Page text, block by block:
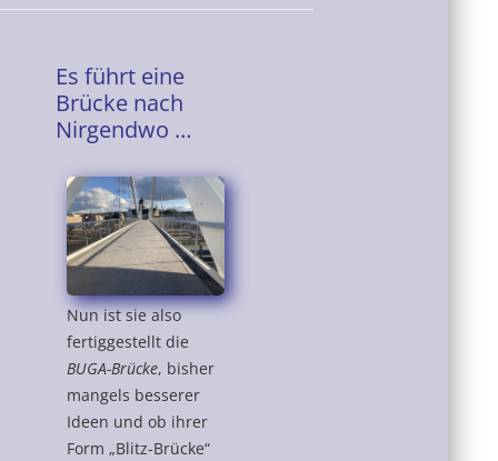
Es führt eine
Brücke nach
Nirgendwo …
Nun ist sie also
fertiggestellt die
BUGA-Brücke, bisher
mangels besserer
Ideen und ob ihrer
Form „Blitz-Brücke“